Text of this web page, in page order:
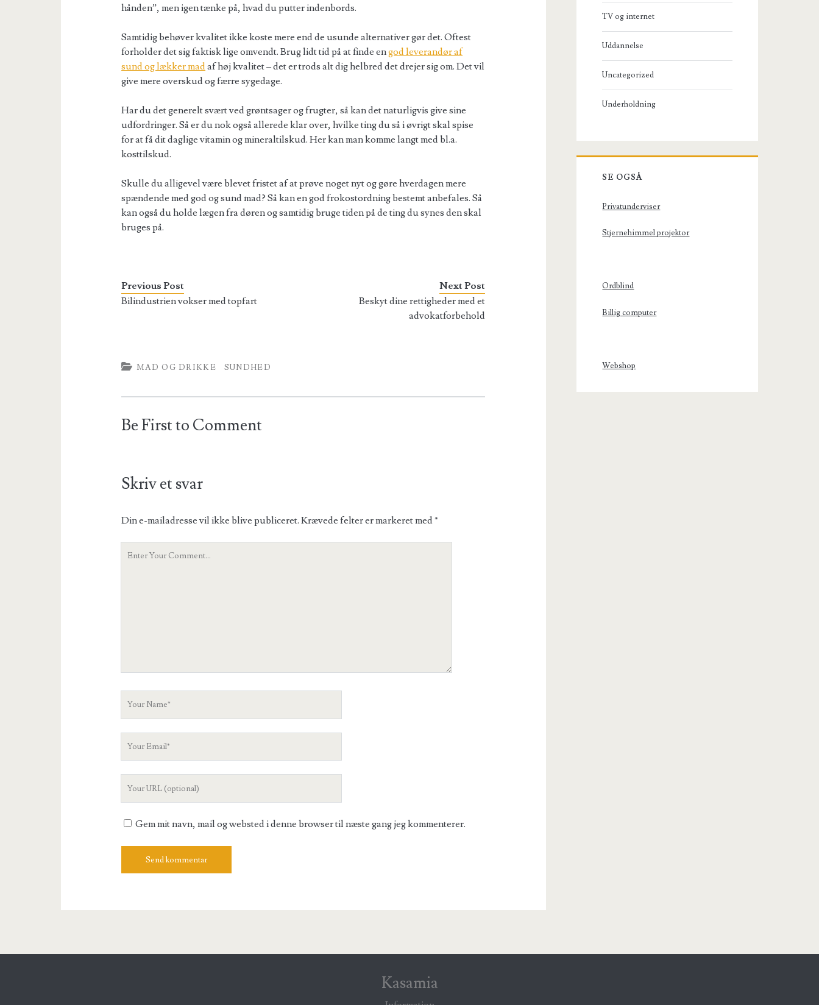
hånden”, men igen tænke på, hvad du putter indenbords.
Samtidig behøver kvalitet ikke koste mere end de usunde alternativer gør det. Oftest
forholder det sig faktisk lige omvendt. Brug lidt tid på at finde engod leverandør af
sund og lækker madaf høj kvalitet – det er trods alt dig helbred det drejer sig om. Det vil
give mere overskud og færre sygedage.
Har du det generelt svært ved grøntsager og frugter, så kan det naturligvis give sine
udfordringer. Så er du nok også allerede klar over, hvilke ting du så i øvrigt skal spise
for at få dit daglige vitamin og mineraltilskud. Her kan man komme langt med bl.a.
kosttilskud.
Skulle du alligevel være blevet fristet af at prøve noget nyt og gøre hverdagen mere
spændende med god og sund mad? Så kan en god frokostordning bestemt anbefales. Så
kan også du holde lægen fra døren og samtidig bruge tiden på de ting du synes den skal
bruges på.
Previous Post
Bilindustrien vokser med topfart
Next Post
Beskyt dine rettigheder med et
advokatforbehold
MAD OG DRIKKE SUNDHED
Be First to Comment
Skriv et svar
Din e-mailadresse vil ikke blive publiceret. Krævede felter er markeret med*
Your
Gem mit navn, mail og websted i denne browser til næste gang jeg kommenterer.
TV og internet
Uddannelse
Uncategorized
Underholdning
SE OGSÅ
Privatunderviser
Stjernehimmel projektor
Ordblind
Billig computer
Webshop
Kasamia